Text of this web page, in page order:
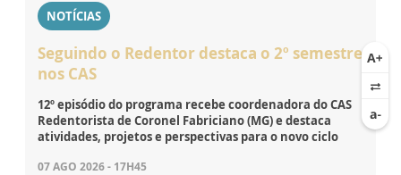
NOTÍCIAS
Seguindo o Redentor destaca o 2º semestre
nos CAS
12º episódio do programa recebe coordenadora do CAS
Redentorista de Coronel Fabriciano (MG) e destaca
atividades, projetos e perspectivas para o novo ciclo
07 AGO 2026 - 17H45